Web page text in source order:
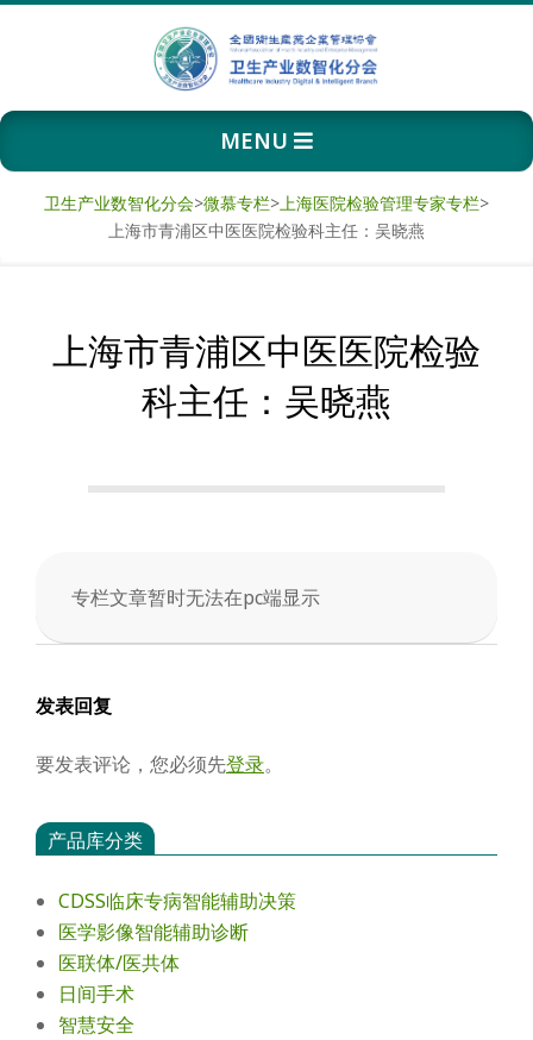
卫
生
产
数
会
Primary
Navigation
MENU
卫生产业数智化分会>微慕专栏>上海医院检验管理专家专栏>
上海市青浦区中医医院检验科主任：吴晓燕
上海市青浦区中医医院检验
科主任：吴晓燕
专栏文章暂时无法在pc端显示
2025-
01
发表回复
要发表评论，您必须先登录。
产品库分类
CDSS临床专病智能辅助决策
医学影像智能辅助诊断
医联体/医共体
日间手术
智慧安全